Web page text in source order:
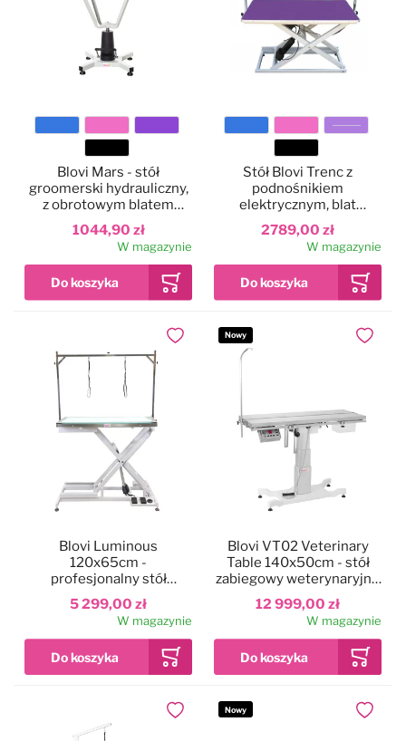
1044,90 zł
Blovi Mars - stół
groomerski hydrauliczny,
z obrotowym blatem
81x52cm
W magazynie
2789,00 zł
Stół Blovi Trenc z
podnośnikiem
elektrycznym, blat
110x60cm
W magazynie
5 299,00 zł
Blovi Luminous
120x65cm -
profesjonalny stół
groomerski z
podnośnikiem
elektrycznym i
podświetlanym, szklanym
blatem LED
W magazynie
Dodaj do ulubionych
Nowy
12 999,00 zł
Blovi VT02 Veterinary
Table 140x50cm - stół
zabiegowy weterynaryjny,
z podgrzewanym blatem
V-top
W magazynie
Dodaj
Dodaj do ulubionych
Nowy
Dodaj